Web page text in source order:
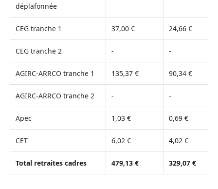
déplafonnée
CEG tranche 1 37,00 € 24,66 €
CEG tranche 2 - -
AGIRC-ARRCO tranche 1 135,37 € 90,34 €
AGIRC-ARRCO tranche 2 - -
Apec 1,03 € 0,69 €
CET 6,02 € 4,02 €
Total retraites cadres 479,13 € 329,07 €